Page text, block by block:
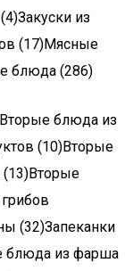
из
(17)Мясные
блюда (286)
блюда из
(10)Вторые
(32)Запеканки
блюда из фарша